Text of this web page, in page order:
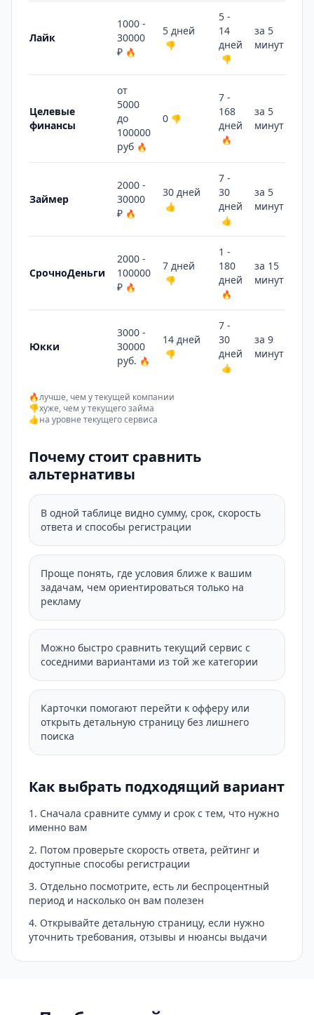
Лайк
1000 -
30000
₽ 🔥
5 дней
👎
5 -
14
дней
👎
за 5
минут
Целевые
финансы
от
5000
до
100000
руб 🔥
0 👎
7 -
168
дней
🔥
за 5
минут
Займер
2000 -
30000
₽ 🔥
30 дней
👍
7 -
30
дней
👍
за 5
минут
СрочноДеньги
2000 -
100000
₽ 🔥
7 дней
👎
1 -
180
дней
🔥
за 15
минут
Юкки
3000 -
30000
руб. 🔥
14 дней
👎
7 -
30
дней
👍
за 9
минут
🔥лучше, чем у текущей компании
👎хуже, чем у текущего займа
👍на уровне текущего сервиса
Почему стоит сравнить
альтернативы
В одной таблице видно сумму, срок, скорость
ответа и способы регистрации
Проще понять, где условия ближе к вашим
задачам, чем ориентироваться только на
рекламу
Можно быстро сравнить текущий сервис с
соседними вариантами из той же категории
Карточки помогают перейти к офферу или
открыть детальную страницу без лишнего
поиска
Как выбрать подходящий вариант
Сначала сравните сумму и срок с тем, что нужно
именно вам
Потом проверьте скорость ответа, рейтинг и
доступные способы регистрации
Отдельно посмотрите, есть ли беспроцентный
период и насколько он вам полезен
Открывайте детальную страницу, если нужно
уточнить требования, отзывы и нюансы выдачи